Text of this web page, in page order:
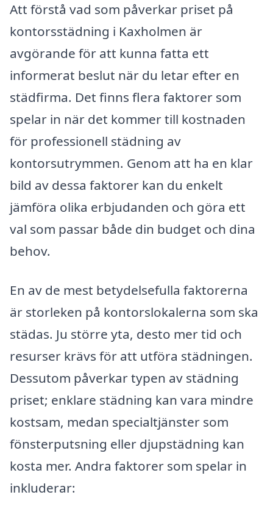
Att förstå vad som påverkar priset på
kontorsstädning i Kaxholmen är
avgörande för att kunna fatta ett
informerat beslut när du letar efter en
städfirma. Det finns flera faktorer som
spelar in när det kommer till kostnaden
för professionell städning av
kontorsutrymmen. Genom att ha en klar
bild av dessa faktorer kan du enkelt
jämföra olika erbjudanden och göra ett
val som passar både din budget och dina
behov.
En av de mest betydelsefulla faktorerna
är storleken på kontorslokalerna som ska
städas. Ju större yta, desto mer tid och
resurser krävs för att utföra städningen.
Dessutom påverkar typen av städning
priset; enklare städning kan vara mindre
kostsam, medan specialtjänster som
fönsterputsning eller djupstädning kan
kosta mer. Andra faktorer som spelar in
inkluderar: